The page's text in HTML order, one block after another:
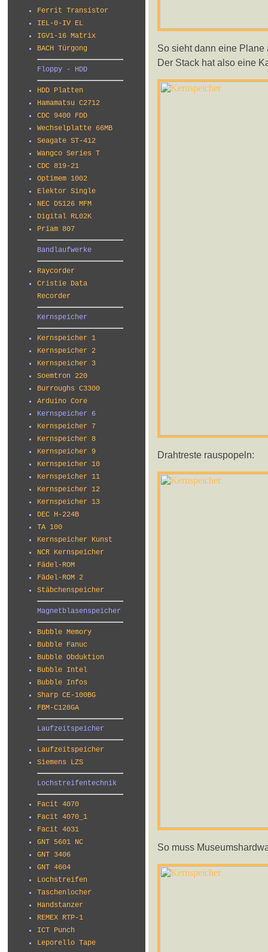
Ferrit Transistor
IEL-0-IV EL
IGV1-16 Matrix
BACH Türgong
Floppy - HDD
HDD Platten
Hamamatsu C2712
CDC 9400 FDD
Wechselplatte 66MB
Seagate ST-412
Wangco Series T
CDC 819-21
Optimem 1002
Elektor Single
NEC D5126 MFM
Digital RL02K
Priam 807
Bandlaufwerke
Raycorder
Cristie Data
Recorder
Kernspeicher
Kernspeicher 1
Kernspeicher 2
Kernspeicher 3
Soemtron 220
Burroughs C3300
Arduino Core
Kernspeicher 6
Kernspeicher 7
Kernspeicher 8
Kernspeicher 9
Kernspeicher 10
Kernspeicher 11
Kernspeicher 12
Kernspeicher 13
DEC H-224B
TA 100
Kernspeicher Kunst
NCR Kernspeicher
Fädel-ROM
Fädel-ROM 2
Stäbchenspeicher
Magnetblasenspeicher
Bubble Memory
Bubble Fanuc
Bubble Obduktion
Bubble Intel
Bubble Infos
Sharp CE-100BG
FBM-C128GA
Laufzeitspeicher
Laufzeitspeicher
Siemens LZS
Lochstreifentechnik
Facit 4070
Facit 4070_1
Facit 4031
GNT 5601 NC
GNT 3406
GNT 4604
Lochstreifen
Taschenlocher
Handstanzer
REMEX RTP-1
ICT Punch
Leporello Tape
So sieht dann eine
Der Stack hat also eine
Drahtreste rauspopeln:
So muss